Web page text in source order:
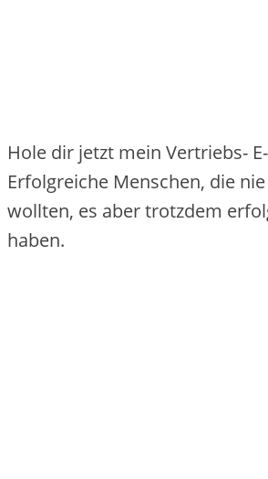
Hole dir jetzt mein Vertriebs-
Erfolgreiche Menschen, die
wollten, es aber trotzdem
haben.